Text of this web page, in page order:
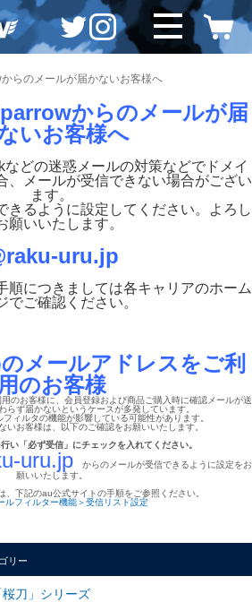
らのメールが届かないお客様へ
からのメールが届
いお客様へ
どの迷惑メールの対策などでドメイ
、メールが受信できない場合がござい
ます。
きるように設定してください。よろし
願いいたします。
uru.jp
につきましては各キャリアのホーム
でご確認ください。
メールアドレスをご利
用のお客様
のお客様に、会員登録および商品ご購入時に確認メールが送
らず届かないというケースが多発しています。
ィルタの機能が影響している可能性があります。
いお客様は、以下のご確認をお願いいたします。
い「必ず受信」にチェックを入れてください。
uru.jpからのメールが受信できるように設定をお
願いいたします。
、下記のau公式サイトの手順をご参照ください。
ルフィルター機能＞受信リスト設定
リー
刀」シリーズ